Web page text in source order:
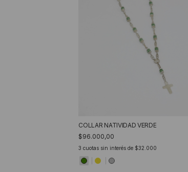
COLLAR NATIVIDAD VERDE
$96.000,00
3 cuotas sin interés de $32.000